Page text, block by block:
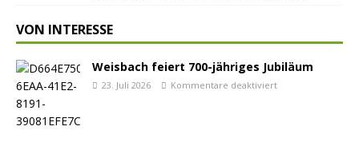
VON INTERESSE
Weisbach feiert 700-jähriges Jubiläum
23. Juli 2026 Kommentare deaktiviert